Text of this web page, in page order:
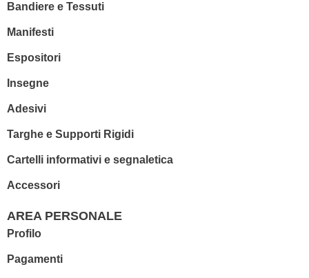
Bandiere e Tessuti
Manifesti
Espositori
Insegne
Adesivi
Targhe e Supporti Rigidi
Cartelli informativi e segnaletica
Accessori
AREA PERSONALE
Profilo
Pagamenti